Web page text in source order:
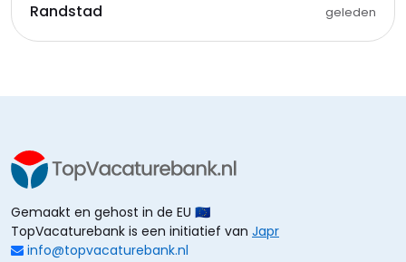
Randstad
geleden
Gemaakt en gehost in de EU 🇪🇺
TopVacaturebank is een initiatief van Japr
info@topvacaturebank.nl